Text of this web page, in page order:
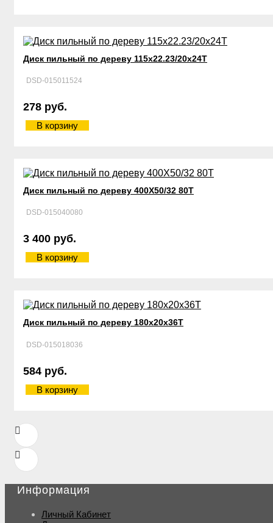
Диск пильный по дереву 115х22.23/20х24Т
DSD-015011524
278 руб.
В корзину
Диск пильный по дереву 400Х50/32 80Т
DSD-015040080
3 400 руб.
В корзину
Диск пильный по дереву 180х20х36Т
DSD-015018036
584 руб.
В корзину
Информация
Личный Кабинет